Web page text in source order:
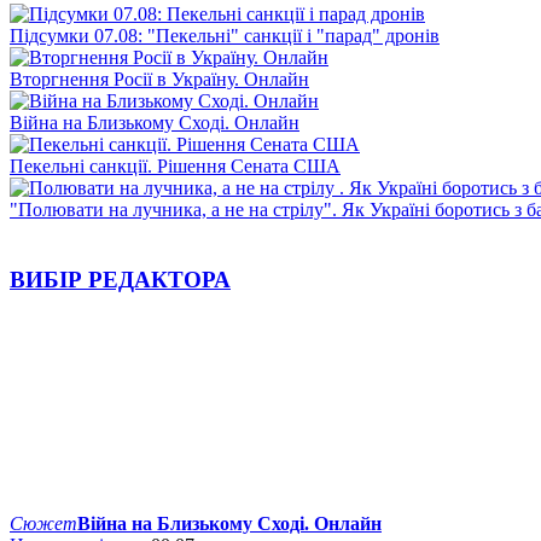
Підсумки 07.08: "Пекельні" санкції і "парад" дронів
Вторгнення Росії в Україну. Онлайн
Війна на Близькому Сході. Онлайн
Пекельні санкції. Рішення Сената США
"Полювати на лучника, а не на стрілу". Як Україні боротись з
ВИБІР РЕДАКТОРА
СюжетВійна на Близькому Сході. Онлайн